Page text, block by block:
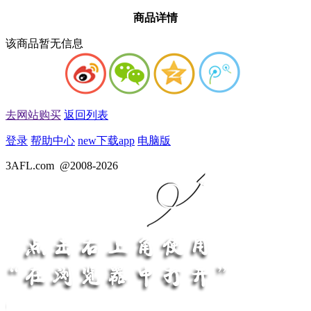
商品详情
该商品暂无信息
去网站购买 返回列表
登录 帮助中心 new下载app 电脑版
3AFL.com @2008-2026